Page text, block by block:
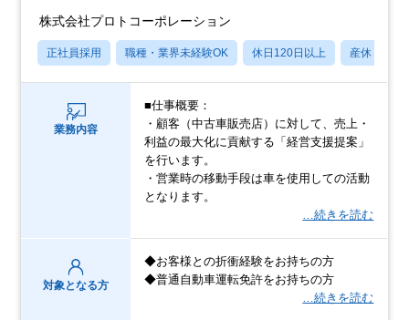
株式会社プロトコーポレーション
正社員採用 職種・業界未経験OK 休日120日以上 産休・育休
業務内容
■仕事概要：
・顧客（中古車販売店）に対して、売上・
利益の最大化に貢献する「経営支援提案」
を行います。
・営業時の移動手段は車を使用しての活動
となります。
…続きを読む
対象となる方
◆お客様との折衝経験をお持ちの方
◆普通自動車運転免許をお持ちの方
…続きを読む